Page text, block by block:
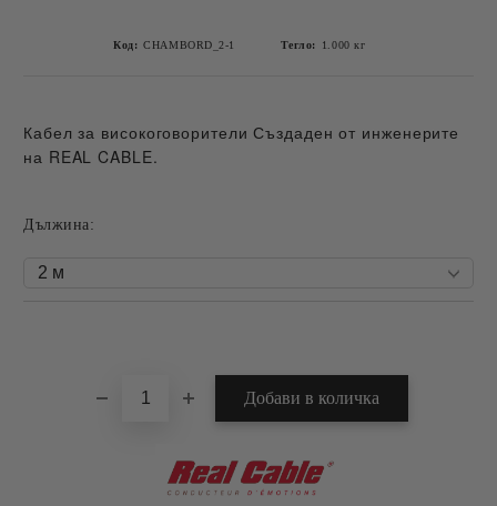
Код: CHAMBORD_2-1 Тегло: 1.000 кг
Кабел за високоговорители Създаден от инженерите
на REAL CABLE.
Дължина: